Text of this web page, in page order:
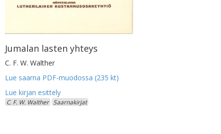
Jumalan lasten yhteys
C. F. W. Walther
Lue saarna PDF-muodossa (235 kt)
C. F. W. Walther Saarnakirjat